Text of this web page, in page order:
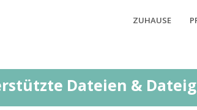
ZUHAUSE
Dateien &